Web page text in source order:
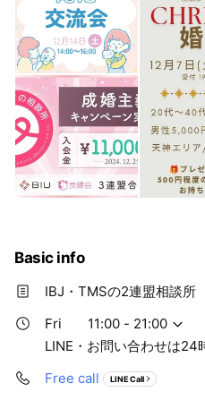
Basic info
IBJ・TMSの2連盟相談所
Fri
11:00 - 21:00
LINE・お問い合わせは24
Free call
LINE Call